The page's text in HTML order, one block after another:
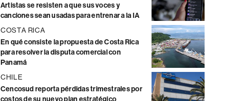
Artistas se resisten a que sus voces y
canciones sean usadas para entrenar a la IA
COSTA RICA
En qué consiste la propuesta de Costa Rica
para resolver la disputa comercial con
Panamá
CHILE
Cencosud reporta pérdidas trimestrales por
costos de su nuevo plan estratégico